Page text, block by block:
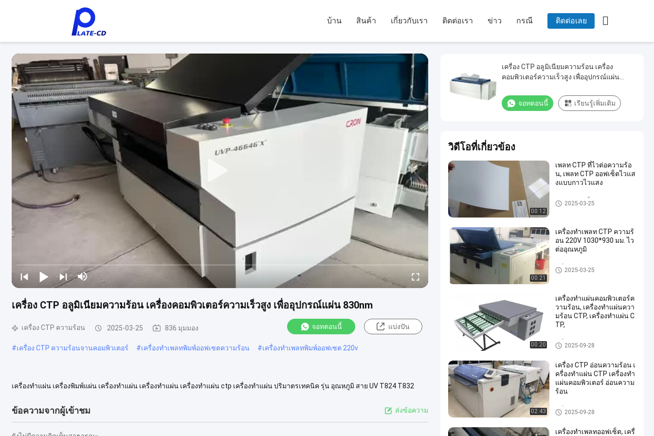
บ้าน สินค้า เกี่ยวกับเรา ติดต่อเรา ข่าว กรณี ติดต่อเลย 
เครื่อง CTP อลูมิเนียมความร้อน เครื่องคอมพิวเตอร์ความเร็วสูง เพื่ออุปกรณ์แผ่น 830nm
เครื่อง CTP ความร้อน 2025-03-25 836 มุมมอง จอทตอนนี้ แบ่งปัน
#เครื่อง CTP ความร้อนจานคอมพิวเตอร์ #เครื่องทำเพลทพิมพ์ออฟเซตความร้อน #เครื่องทำเพลทพิมพ์ออฟเซต 220v
เครื่องทําแผ่น เครื่องพิมพ์แผ่น เครื่องทําแผ่น เครื่องทําแผ่น เครื่องทําแผ่น ctp เครื่องทําแผ่น ปริมาตรเทคนิค รุ่น อุณหภูมิ สาย UV T824 T832
ข้อความจากผู้เข้าชม ส่งข้อความ
เครื่อง CTP อลูมิเนียมความร้อน เครื่อง
คอมพิวเตอร์ความเร็วสูง เพื่ออุปกรณ์แผ่น
จอทตอนนี้ เรียนรู้เพิ่มเติม
วิดีโอที่เกี่ยวข้อง
00:12
เพลท CTP ที่ไวต่อความร้อ
น, เพลท CTP ออฟเซ็ตไวแส
งแบบกาวไวแสง
แผ่น CTP 2 ชั้น
2025-03-25
00:21
เครื่องทำเพลท CTP ความร้
อน 220V 1030*930 มม. ไว
ต่ออุณหภูมิ
เครื่อง CTP ความร้อน
2025-03-25
00:20
เครื่องทำแผ่นคอมพิวเตอร์ค
วามร้อน, เครื่องทำแผ่นควา
มร้อน CTP, เครื่องทำแผ่น C
TP,
เครื่อง CTP ความร้อน
2025-09-28
02:43
เครื่อง CTP อ่อนความร้อน เ
ครื่องทําแผ่น CTP เครื่องทํา
แผ่นคอมพิวเตอร์ อ่อนความ
ร้อน
เครื่อง CTP ความร้อน
2025-09-28
เครื่องทำเพลทออฟเซ็ต, เครื่